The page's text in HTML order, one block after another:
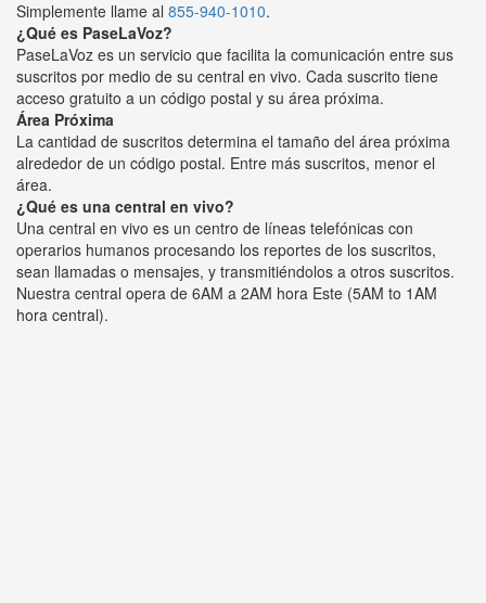
Simplemente llame al 855-940-1010.
¿Qué es PaseLaVoz?
PaseLaVoz es un servicio que facilita la comunicación entre sus
suscritos por medio de su central en vivo. Cada suscrito tiene
acceso gratuito a un código postal y su área próxima.
Área Próxima
La cantidad de suscritos determina el tamaño del área próxima
alrededor de un código postal. Entre más suscritos, menor el
área.
¿Qué es una central en vivo?
Una central en vivo es un centro de líneas telefónicas con
operarios humanos procesando los reportes de los suscritos,
sean llamadas o mensajes, y transmitiéndolos a otros suscritos.
Nuestra central opera de 6AM a 2AM hora Este (5AM to 1AM
hora central).